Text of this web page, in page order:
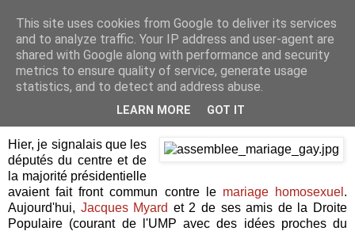
Je pense donc j'écris
mercredi 15 juin 2011
Ces députés qui réagissent
Hier, je signalais que les
députés du centre et de
la majorité présidentielle
avaient fait front commun contre le mariage homosexuel .
Aujourd'hui, Jacques Myard et 2 de ses amis de la Droite
Populaire (courant de l'UMP avec des idées proches du
This site uses cookies from Google to deliver its services
and to analyze traffic. Your IP address and user-agent are
shared with Google along with performance and security
metrics to ensure quality of service, generate usage
statistics, and to detect and address abuse.
LEARN MORE GOT IT